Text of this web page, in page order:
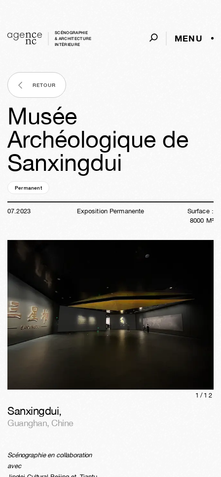
SCÉNOGRAPHIE
& ARCHITECTURE
INTÈRIEURE
MENU
RETOUR
Musée
Archéologique de
Sanxingdui
Permanent
07.2023 Exposition Permanente
Surface :
8000 M²
1/ 12
Sanxingdui,
Guanghan, Chine
Scénographie en collaboration
avec